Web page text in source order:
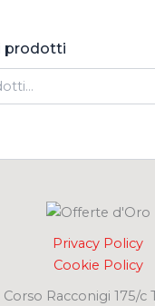
prodotti
Privacy Policy
Cookie Policy
Corso Racconigi 175/c